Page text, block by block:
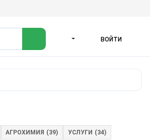
ВОЙТИ
АГРОХИМИЯ (39) УСЛУГИ (34)